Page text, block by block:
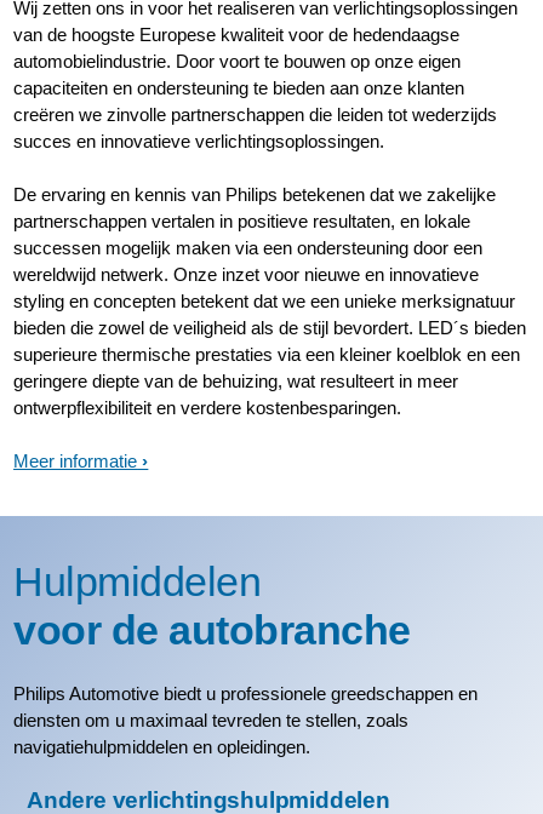
Wij zetten ons in voor het realiseren van verlichtingsoplossingen
van de hoogste Europese kwaliteit voor de hedendaagse
automobielindustrie. Door voort te bouwen op onze eigen
capaciteiten en ondersteuning te bieden aan onze klanten
creëren we zinvolle partnerschappen die leiden tot wederzijds
succes en innovatieve verlichtingsoplossingen.
De ervaring en kennis van Philips betekenen dat we zakelijke
partnerschappen vertalen in positieve resultaten, en lokale
successen mogelijk maken via een ondersteuning door een
wereldwijd netwerk. Onze inzet voor nieuwe en innovatieve
styling en concepten betekent dat we een unieke merksignatuur
bieden die zowel de veiligheid als de stijl bevordert. LED´s bieden
superieure thermische prestaties via een kleiner koelblok en een
geringere diepte van de behuizing, wat resulteert in meer
ontwerpflexibiliteit en verdere kostenbesparingen.
Meer informatie
Hulpmiddelen
voor de autobranche
Philips Automotive biedt u professionele greedschappen en
diensten om u maximaal tevreden te stellen, zoals
navigatiehulpmiddelen en opleidingen.
Andere verlichtingshulpmiddelen